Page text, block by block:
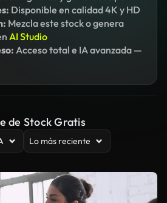
Disponible en calidad 4K y HD
Mezcla este stock o genera
AI Studio
Acceso total e IA avanzada —
de Stock Gratis
Lo más reciente